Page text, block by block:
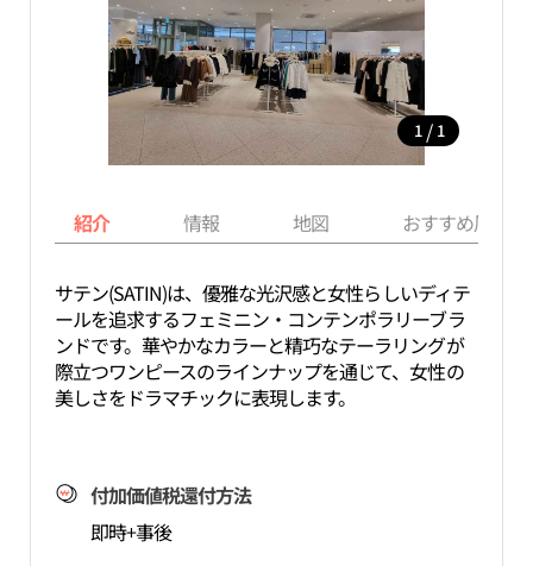
1 / 1
紹介 情報 地図 おすすめ周辺
サテン(SATIN)は、優雅な光沢感と女性らしいディテ
ールを追求するフェミニン・コンテンポラリーブラ
ンドです。華やかなカラーと精巧なテーラリングが
際立つワンピースのラインナップを通じて、女性の
美しさをドラマチックに表現します。
付加価値税還付方法
即時+事後